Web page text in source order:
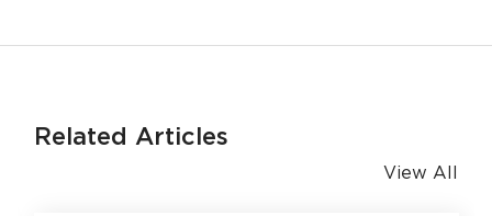
Related Articles
View All